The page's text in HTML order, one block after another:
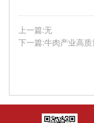
上一篇:无